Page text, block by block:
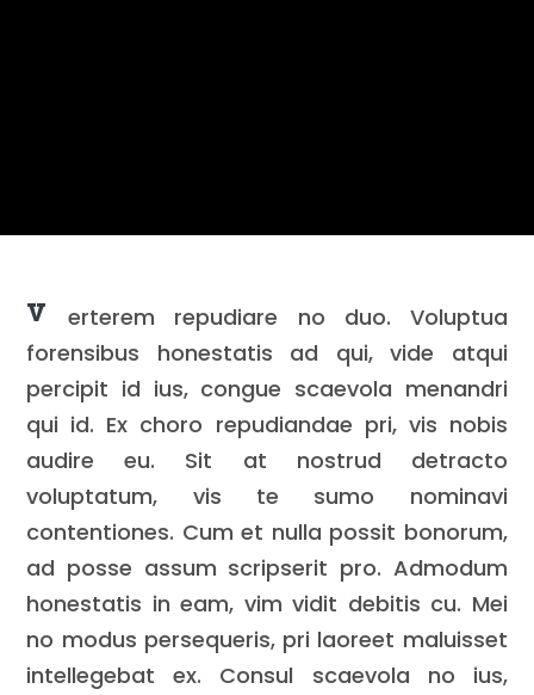
V
erterem repudiare no duo. Voluptua
forensibus honestatis ad qui, vide atqui
percipit id ius, congue scaevola menandri
qui id. Ex choro repudiandae pri, vis nobis
audire eu. Sit at nostrud detracto
voluptatum, vis te sumo nominavi
contentiones. Cum et nulla possit bonorum,
ad posse assum scripserit pro. Admodum
honestatis in eam, vim vidit debitis cu. Mei
no modus persequeris, pri laoreet maluisset
intellegebat ex. Consul scaevola no ius,